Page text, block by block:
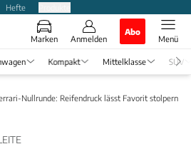
Hefte
Marken Anmelden
Abo
Menü
Kompakt Mittelklasse SUV
Nullrunde: Reifendruck lässt Favorit stolpern